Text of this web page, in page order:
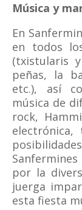
Música y
En
en todos
(txistularis
peñas, la
etc.), así
música de
rock,
por la
juerga
esta fiesta